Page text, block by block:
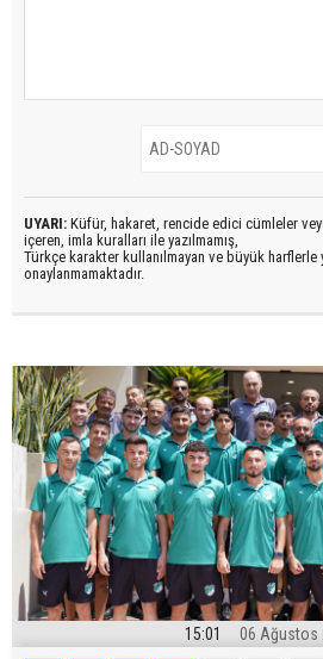
UYARI: Küfür, hakaret, rencide edici cümleler
içeren, imla kuralları ile yazılmamış,
Türkçe karakter kullanılmayan ve büyük harflerle
onaylanmamaktadır.
15:01 06 Ağustos